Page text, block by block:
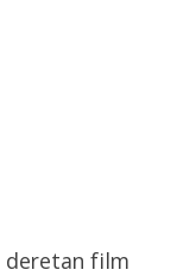
deretan film